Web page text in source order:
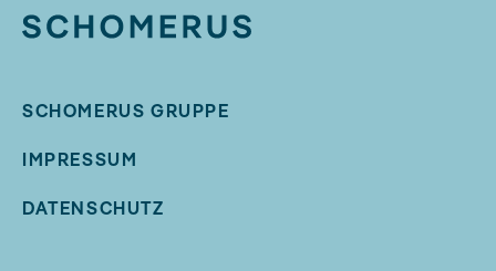
SCHOMERUS GRUPPE
IMPRESSUM
DATENSCHUTZ